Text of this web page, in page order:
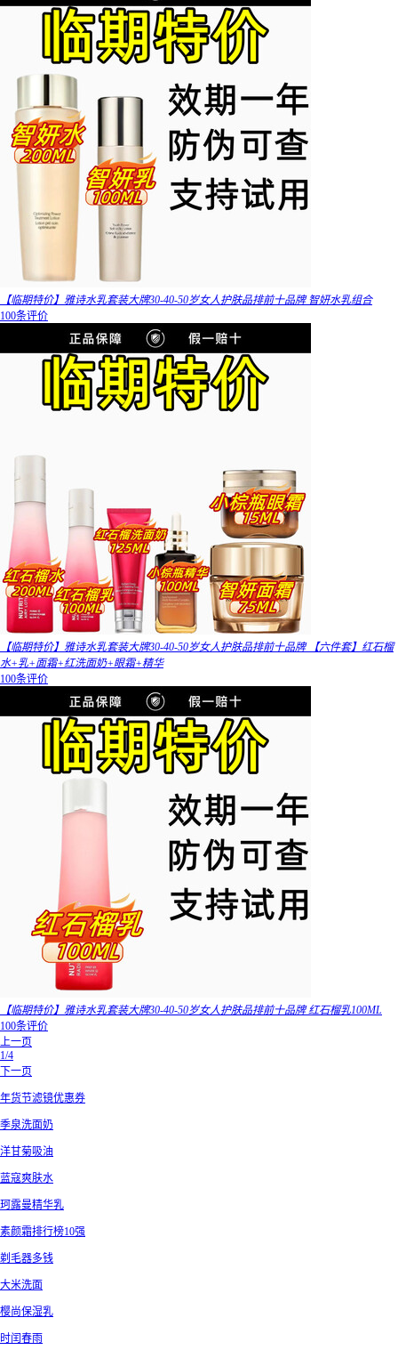
【临期特价】雅诗水乳套装大牌30-40-50岁女人护肤品排前十品牌 智妍水乳组合
100条评价
【临期特价】雅诗水乳套装大牌30-40-50岁女人护肤品排前十品牌 【六件套】红石榴
水+乳+面霜+红洗面奶+眼霜+精华
100条评价
【临期特价】雅诗水乳套装大牌30-40-50岁女人护肤品排前十品牌 红石榴乳100ML
100条评价
上一页
1/4
下一页
年货节滤镜优惠券
季泉洗面奶
洋甘菊吸油
蓝寇爽肤水
珂露曼精华乳
素颜霜排行榜10强
剃毛器多钱
大米洗面
樱尚保湿乳
时闰春雨